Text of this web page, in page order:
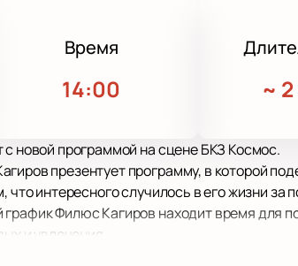
Время
14:00 ~
новой программой на сцене БКЗ Космос.
презентует программу, в которой
интересного случилось в его жизни за
Филюс Кагиров находит время для
и увлечения.
услышать работы Филюса Кагирова в